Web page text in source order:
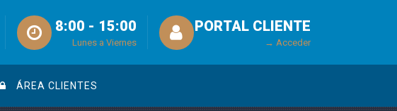
8:00 - 15:00
Lunes a Viernes
PORTAL CLIENTE
→ Acceder
ÁREA CLIENTES